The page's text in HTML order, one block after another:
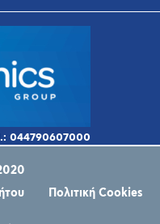
Πολιτική Cookies